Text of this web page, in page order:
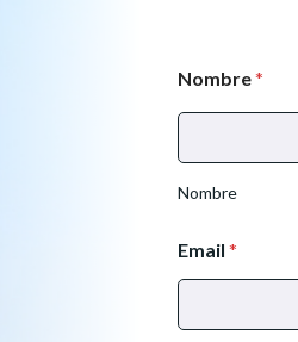
Nombre*
Nombre
Email *